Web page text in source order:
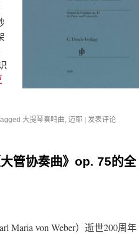
大提琴奏鸣曲, 迈耶 发表评论
管协奏曲》op. 75的全
Maria von Weber）逝世200周年